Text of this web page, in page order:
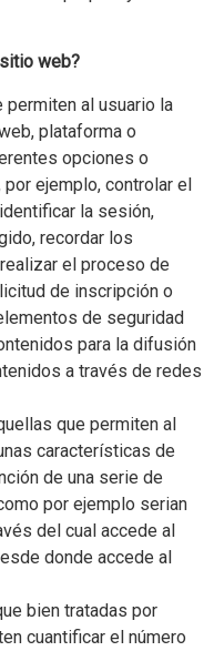
web?
permiten al usuario la
plataforma o
opciones o
ejemplo, controlar el
la sesión,
recordar los
el proceso de
de inscripción o
de seguridad
para la difusión
a través de redes
que permiten al
características de
de una serie de
por ejemplo serian
del cual accede al
donde accede al
bien tratadas por
cuantificar el número